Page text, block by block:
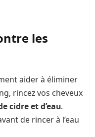
les
aider à éliminer
rincez vos cheveux
cidre et d’eau.
de rincer à l’eau